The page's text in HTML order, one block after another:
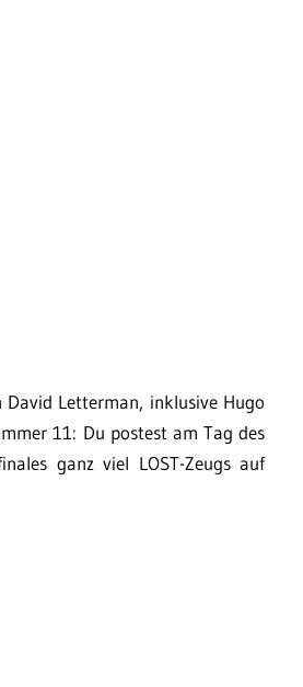
Letterman, inklusive Hugo
11: Du postest am Tag des
ganz viel LOST-Zeugs auf